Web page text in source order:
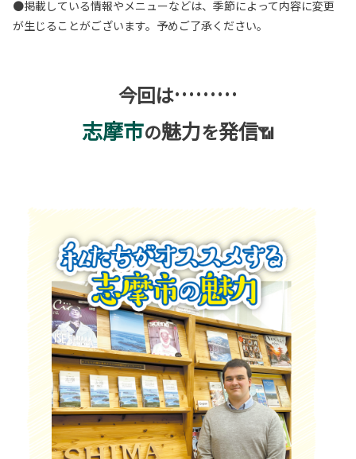
●掲載している情報やメニューなどは、季節によって内容に変更
が生じることがございます。予めご了承ください。
今回は………
志摩市の魅力を発信📶